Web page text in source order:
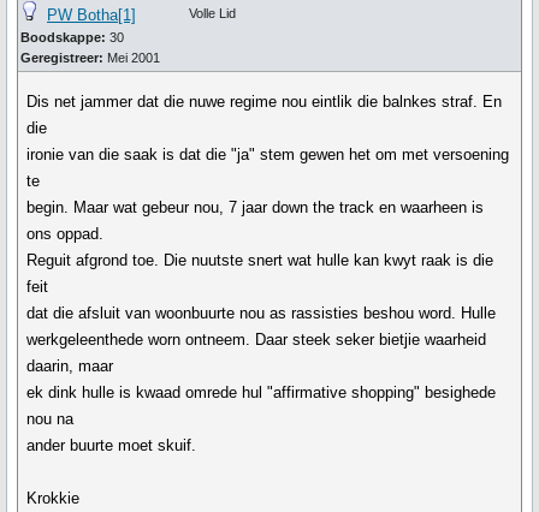
PW Botha[1]
Boodskappe: 30
Geregistreer: Mei 2001
Volle Lid
Dis net jammer dat die nuwe regime nou eintlik die balnkes straf. En
die
ironie van die saak is dat die "ja" stem gewen het om met versoening
te
begin. Maar wat gebeur nou, 7 jaar down the track en waarheen is
ons oppad.
Reguit afgrond toe. Die nuutste snert wat hulle kan kwyt raak is die
feit
dat die afsluit van woonbuurte nou as rassisties beshou word. Hulle
werkgeleenthede worn ontneem. Daar steek seker bietjie waarheid
daarin, maar
ek dink hulle is kwaad omrede hul "affirmative shopping" besighede
nou na
ander buurte moet skuif.
Krokkie